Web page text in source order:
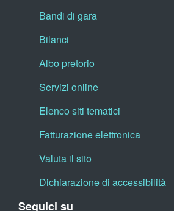
Bandi di gara
Bilanci
Albo pretorio
Servizi online
Elenco siti tematici
Fatturazione elettronica
Valuta il sito
Dichiarazione di accessibilità
Seguici su